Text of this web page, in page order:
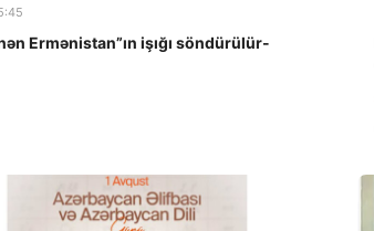
Ermənistan”ın işığı söndürülür-